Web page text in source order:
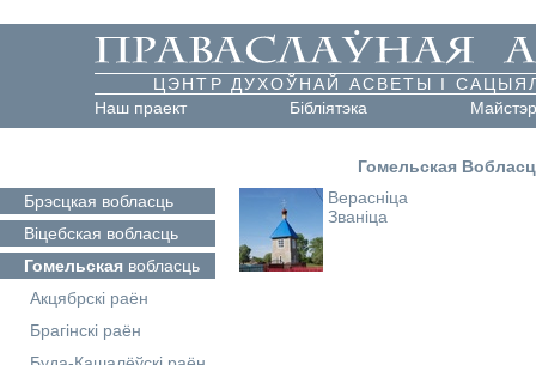
ЦЭНТР ДУХОЎНАЙ АСВЕТЫ І
Наш праект
Бібліятэка
Гомельская
Брэсцкая вобласць
Віцебская вобласць
Гомельская вобласць
Акцябрскі раён
Брагінскі раён
Верасніца
Званіца